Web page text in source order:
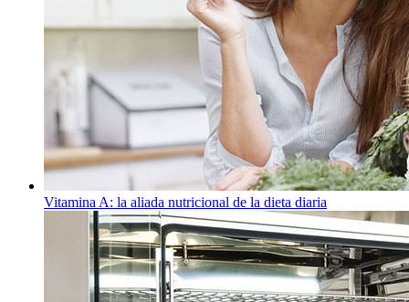
Vitamina A: la aliada nutricional de la dieta diaria